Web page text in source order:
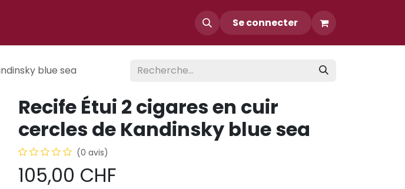
Se connecter
blue sea
Recife Étui 2 cigares en cuir
cercles de Kandinsky blue sea
(0 avis)
105,00 CHF